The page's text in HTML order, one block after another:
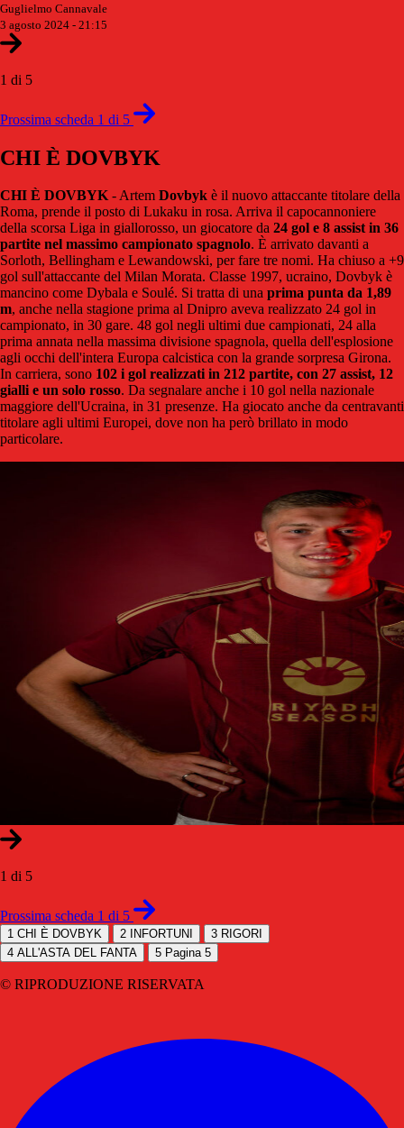
Guglielmo Cannavale
3 agosto 2024 - 21:15
1 di 5
Prossima scheda 1 di 5
CHI È DOVBYK
CHI È DOVBYK- Artem Dovbyk è il nuovo attaccante titolare della
Roma, prende il posto di Lukaku in rosa. Arriva il capocannoniere
della scorsa Liga in giallorosso, un giocatore da 24 gol e 8 assist in 36
partite nel massimo campionato spagnolo. È arrivato davanti a
Sorloth, Bellingham e Lewandowski, per fare tre nomi. Ha chiuso a +9
gol sull'attaccante del Milan Morata. Classe 1997, ucraino, Dovbyk è
mancino come Dybala e Soulé. Si tratta di una prima punta da 1,89
m, anche nella stagione prima al Dnipro aveva realizzato 24 gol in
campionato, in 30 gare. 48 gol negli ultimi due campionati, 24 alla
prima annata nella massima divisione spagnola, quella dell'esplosione
agli occhi dell'intera Europa calcistica con la grande sorpresa Girona.
In carriera, sono 102 i gol realizzati in 212 partite, con 27 assist, 12
gialli e un solo rosso. Da segnalare anche i 10 gol nella nazionale
maggiore dell'Ucraina, in 31 presenze. Ha giocato anche da centravanti
titolare agli ultimi Europei, dove non ha però brillato in modo
particolare.
1 di 5
Prossima scheda 1 di 5
1 CHI È DOVBYK 2 INFORTUNI 3 RIGORI
4 ALL'ASTA DEL FANTA 5 Pagina 5
© RIPRODUZIONE RISERVATA